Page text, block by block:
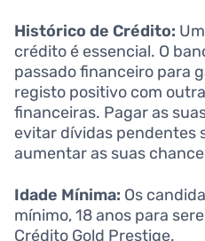
Histórico de Crédito:
crédito é essencial. O
passado financeiro para
registo positivo com
financeiras. Pagar as
evitar dívidas pendentes
aumentar as suas
Idade Mínima: Os
mínimo, 18 anos para
Crédito Gold Prestige.